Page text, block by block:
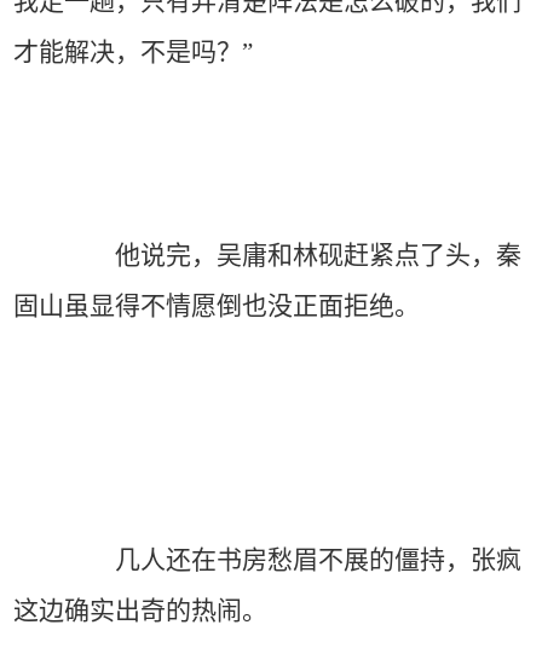
才能解决，不是吗？”
他说完，吴庸和林砚赶紧点了头，秦
固山虽显得不情愿倒也没正面拒绝。
几人还在书房愁眉不展的僵持，张疯
这边确实出奇的热闹。